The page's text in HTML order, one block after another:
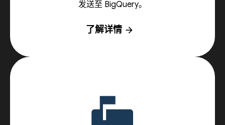
发送至 BigQuery。
了解详情 arrow_forward